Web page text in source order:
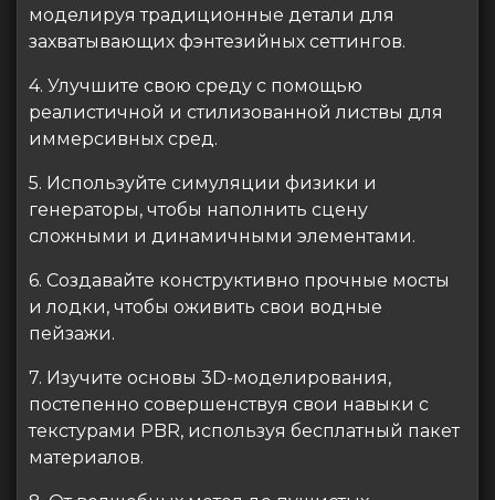
моделируя традиционные детали для
захватывающих фэнтезийных сеттингов.
4. Улучшите свою среду с помощью
реалистичной и стилизованной листвы для
иммерсивных сред.
5. Используйте симуляции физики и
генераторы, чтобы наполнить сцену
сложными и динамичными элементами.
6. Создавайте конструктивно прочные мосты
и лодки, чтобы оживить свои водные
пейзажи.
7. Изучите основы 3D-моделирования,
постепенно совершенствуя свои навыки с
текстурами PBR, используя бесплатный пакет
материалов.